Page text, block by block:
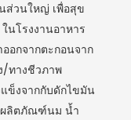
ส่วนใหญ่ เพื่อสุข
นโรงงานอาหาร
อกจากตะกอนจาก
/ทางชีวภาพ
ข็งจากกับดักไขมัน
ผลิตภัณฑ์นม น้ำ